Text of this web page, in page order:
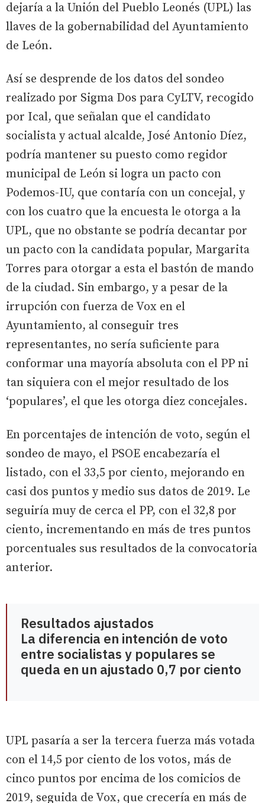
dejaría a la Unión del Pueblo Leonés (UPL) las
llaves de la gobernabilidad del Ayuntamiento
de León.
Así se desprende de los datos del sondeo
realizado por Sigma Dos para CyLTV, recogido
por Ical, que señalan que el candidato
socialista y actual alcalde, José Antonio Díez,
podría mantener su puesto como regidor
municipal de León si logra un pacto con
Podemos-IU, que contaría con un concejal, y
con los cuatro que la encuesta le otorga a la
UPL, que no obstante se podría decantar por
un pacto con la candidata popular, Margarita
Torres para otorgar a esta el bastón de mando
de la ciudad. Sin embargo, y a pesar de la
irrupción con fuerza de Vox en el
Ayuntamiento, al conseguir tres
representantes, no sería suficiente para
conformar una mayoría absoluta con el PP ni
tan siquiera con el mejor resultado de los
‘populares’, el que les otorga diez concejales.
En porcentajes de intención de voto, según el
sondeo de mayo, el PSOE encabezaría el
listado, con el 33,5 por ciento, mejorando en
casi dos puntos y medio sus datos de 2019. Le
seguiría muy de cerca el PP, con el 32,8 por
ciento, incrementando en más de tres puntos
porcentuales sus resultados de la convocatoria
anterior.
Resultados ajustados
La diferencia en intención de voto
entre socialistas y populares se
queda en un ajustado 0,7 por ciento
UPL pasaría a ser la tercera fuerza más votada
con el 14,5 por ciento de los votos, más de
cinco puntos por encima de los comicios de
2019, seguida de Vox, que crecería en más de